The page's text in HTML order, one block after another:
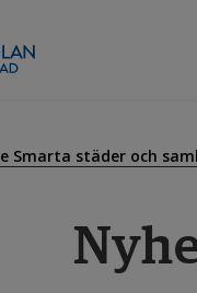
Smarta städer och